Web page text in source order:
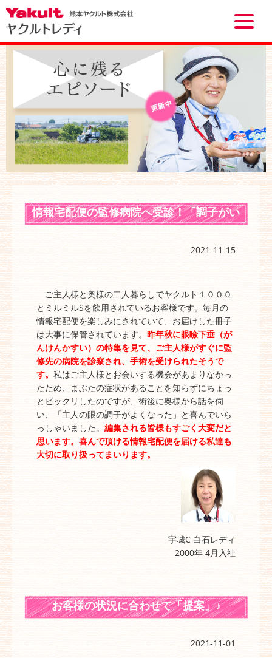
Toggle
情報宅配便の監修病院へ受診！「調子がい
い！」
2021-11-15
ご主人様と奥様の二人暮らしでヤクルト１０００
とミルミルSを飲用されているお客様です。毎月の
情報宅配便を楽しみにされていて、お届けした冊子
は大事に保管されています。 昨年秋に眼瞼下垂（が
んけんかすい）の特集を見て、ご主人様がすぐに監
修先の病院を診察され、手術を受けられたそうで
す。 私はご主人様とお会いする機会があまりなかっ
たため、まぶたの症状があることを知らずにちょっ
とビックリしたのですが、術後に奥様から話を伺
い、「主人の眼の調子がよくなった」と喜んでいら
っしゃいました。 編集される皆様もすごく大変だと
思います。喜んで頂ける情報宅配便を届ける私達も
大切に取り扱ってまいります。
宇城C 白石レディ
2000年 4月入社
お客様の状況に合わせて「提案」♪
2021-11-01